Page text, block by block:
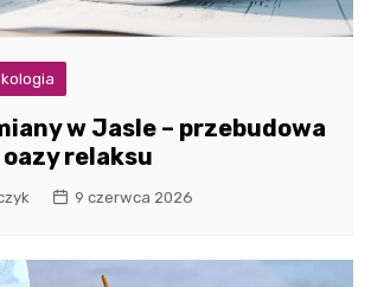
w Jasle – przebudowa
oazy relaksu
9 czerwca 2026